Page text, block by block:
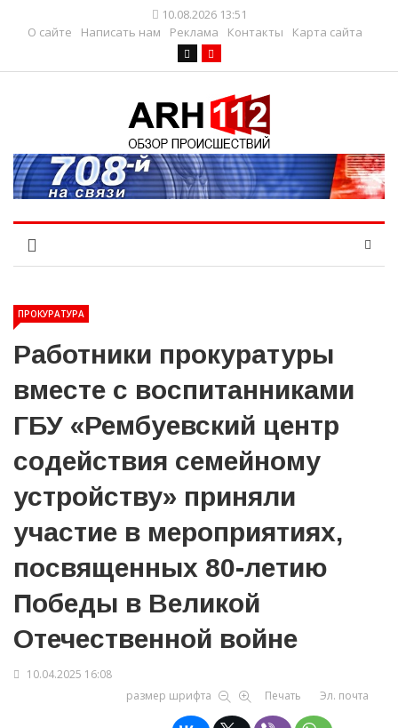
10.08.2026 13:51
О сайте
Написать нам Реклама Контакты Карта сайта
ПРОКУРАТУРА
Работники прокуратуры
вместе с воспитанниками
ГБУ «Рембуевский центр
содействия семейному
устройству» приняли
участие в мероприятиях,
посвященных 80-летию
Победы в Великой
Отечественной войне
10.04.2025 16:08
размер шрифта
Печать Эл. почта